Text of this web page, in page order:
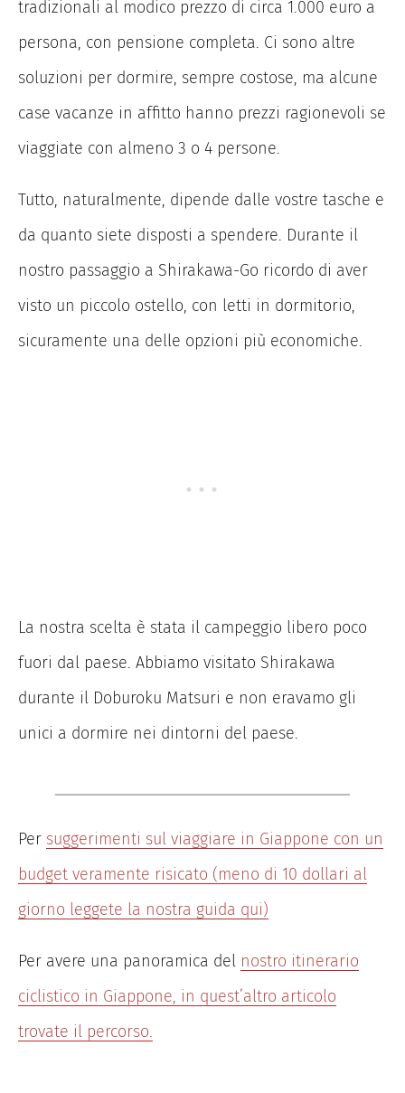
tradizionali al modico prezzo di circa 1.000 euro a
persona, con pensione completa. Ci sono altre
soluzioni per dormire, sempre costose, ma alcune
case vacanze in affitto hanno prezzi ragionevoli se
viaggiate con almeno 3 o 4 persone.
Tutto, naturalmente, dipende dalle vostre tasche e
da quanto siete disposti a spendere. Durante il
nostro passaggio a Shirakawa-Go ricordo di aver
visto un piccolo ostello, con letti in dormitorio,
sicuramente una delle opzioni più economiche.
La nostra scelta è stata il campeggio libero poco
fuori dal paese. Abbiamo visitato Shirakawa
durante il Doburoku Matsuri e non eravamo gli
unici a dormire nei dintorni del paese.
Per suggerimenti sul viaggiare in Giappone con un
budget veramente risicato (meno di 10 dollari al
giorno leggete la nostra guida qui)
Per avere una panoramica del nostro itinerario
ciclistico in Giappone, in quest’altro articolo
trovate il percorso.